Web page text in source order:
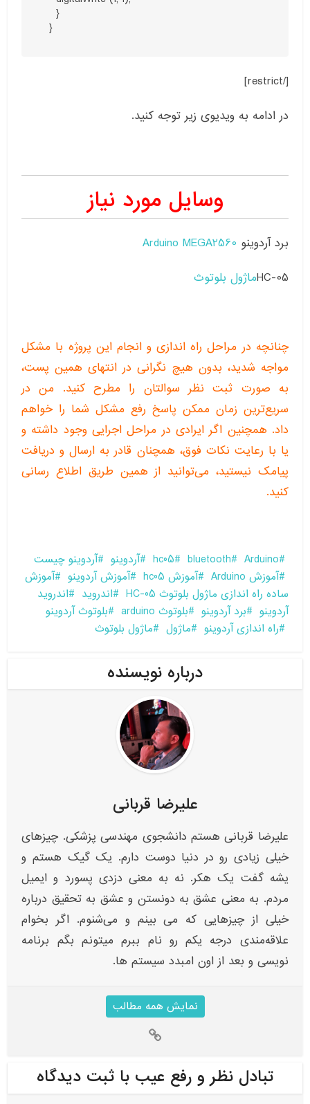
    }
  }
[/restrict]
در ادامه به ویدیوی زیر توجه کنید.
وسایل مورد نیاز
برد آردوینو Arduino MEGA2560
ماژول بلوتوثHC-05
چنانچه در مراحل راه اندازی و انجام این پروژه با مشکل
مواجه شدید، بدون هیچ نگرانی در انتهای همین پست،
به صورت ثبت نظر سوالتان را مطرح کنید. من در
سریع‌ترین زمان ممکن پاسخ رفع مشکل شما را خواهم
داد. همچنین اگر ایرادی در مراحل اجرایی وجود داشته و
یا با رعایت نکات فوق، همچنان قادر به ارسال و دریافت
پیامک نیستید، می‌توانید از همین طریق اطلاع رسانی
کنید.
Arduino
bluetooth
hc05 آردوینو
آردوینو چیست
آموزش Arduino
آموزش hc05 آموزش آردوینو
آموزش
ساده راه اندازی ماژول بلوتوث HC-05
اندروید
اندروید
آردوینو
برد آردوینو بلوتوث arduino
بلوتوث آردوینو
راه اندازی آردوینو
ماژول ماژول بلوتوث
درباره نویسنده
علیرضا قربانی
علیرضا قربانی هستم دانشجوی مهندسی پزشکی. چیزهای
خیلی زیادی رو در دنیا دوست دارم. یک گیک هستم و
یشه گفت یک هکر. نه به معنی دزدی پسورد و ایمیل
مردم. به معنی عشق به دونستن و عشق به تحقیق درباره
خیلی از چیزهایی که می بینم و می‌شنوم. اگر بخوام
علاقه‌مندی‌ درجه یکم رو نام ببرم میتونم بگم برنامه
نویسی و بعد از اون امبدد سیستم ها.
نمایش همه مطالب
تبادل نظر و رفع عیب با ثبت دیدگاه